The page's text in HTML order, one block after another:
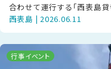
合わせて運行する「西表島貸
した。既存の「西表島交通」の
西表島 | 2026.06.11
行事イベント